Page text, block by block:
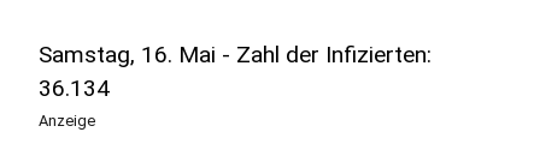
Samstag, 16. Mai - Zahl der Infizierten:
36.134
Anzeige